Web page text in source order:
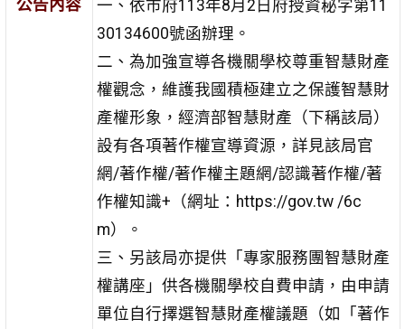
公告內容
一、依市府113年8月2日府授資秘字第11
30134600號函辦理。
二、為加強宣導各機關學校尊重智慧財產
權觀念，維護我國積極建立之保護智慧財
產權形象，經濟部智慧財產（下稱該局）
設有各項著作權宣導資源，詳見該局官
網/著作權/著作權主題網/認識著作權/著
作權知識+（網址：https://gov.tw /6c
m）。
三、另該局亦提供「專家服務團智慧財產
權講座」供各機關學校自費申請，由申請
單位自行擇選智慧財產權議題（如「著作